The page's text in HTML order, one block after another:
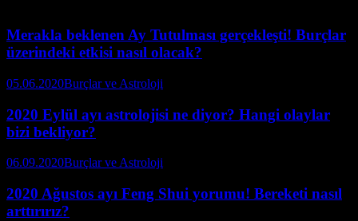
Merakla beklenen Ay Tutulması gerçekleşti! Burçlar
üzerindeki etkisi nasıl olacak?
05.06.2020Burçlar ve Astroloji
2020 Eylül ayı astrolojisi ne diyor? Hangi olaylar
bizi bekliyor?
06.09.2020Burçlar ve Astroloji
2020 Ağustos ayı Feng Shui yorumu! Bereketi nasıl
arttırırız?